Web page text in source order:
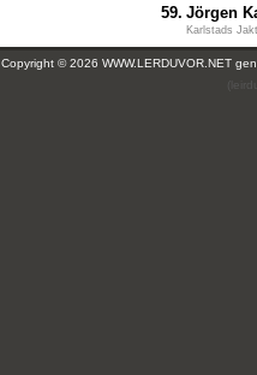
59. Jörgen
Karlstads
Copyright © 2026 WWW.LERDUVOR.NET